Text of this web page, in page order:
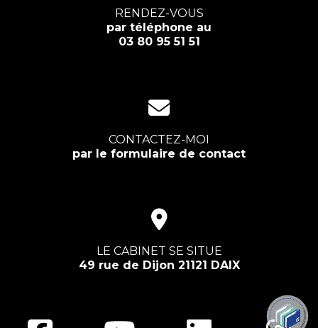
RENDEZ-VOUS
par téléphone au
03 80 95 51 51
CONTACTEZ-MOI
par le formulaire de contact
LE CABINET SE SITUE
49 rue de Dijon 21121 DAIX